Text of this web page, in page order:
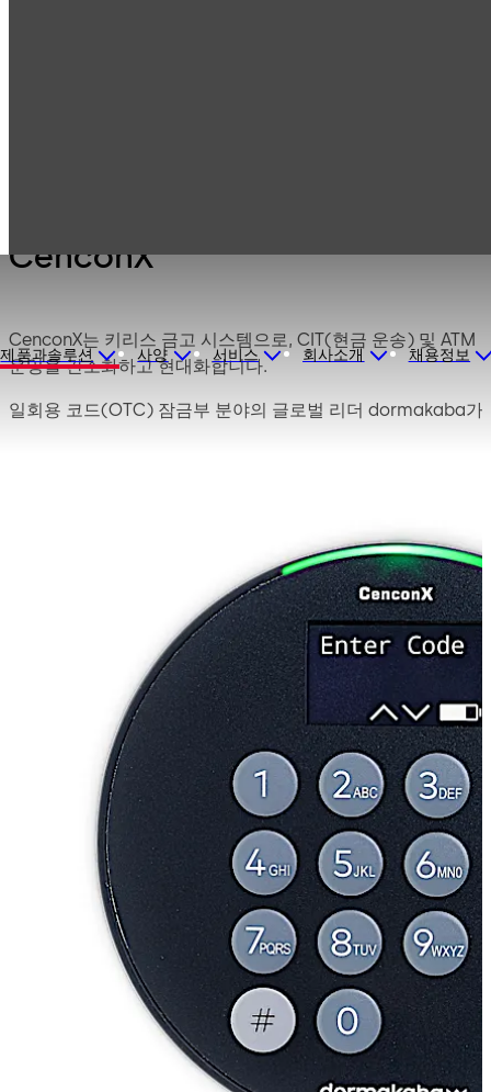
제품과솔루션 사양 서비스 회사소개 채용정보
CenconX
CenconX는 키리스 금고 시스템으로, CIT(현금 운송) 및 ATM
운영을 간소화하고 현대화합니다.
일회용 코드(OTC) 잠금부 분야의 글로벌 리더 dormakaba가
CenconX을 사용하면 업계 최고의 보안 수준을 유지하면서 순
회 운영 업무를 간소화하고 수명 비용을 절감할 수 있습니다.
앞으로 이동